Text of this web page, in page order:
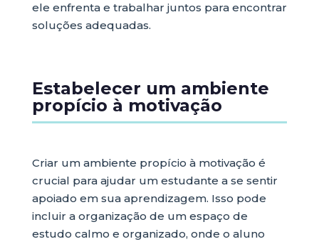
ele enfrenta e trabalhar juntos para encontrar
soluções adequadas.
Estabelecer um ambiente
propício à motivação
Criar um ambiente propício à motivação é
crucial para ajudar um estudante a se sentir
apoiado em sua aprendizagem. Isso pode
incluir a organização de um espaço de
estudo calmo e organizado, onde o aluno